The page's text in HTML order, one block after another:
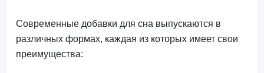
Современные добавки для сна выпускаются в
различных формах, каждая из которых имеет свои
преимущества: